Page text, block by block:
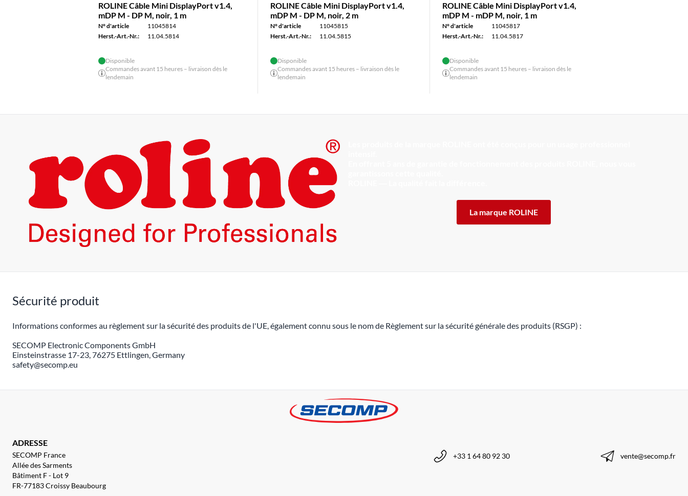
ROLINE Câble Mini DisplayPort v1.4,
mDP M - DP M, noir, 1 m
N° d'article
11045814
Herst.-Art.-Nr.:
11.04.5814
Disponible
Commandes avant 15 heures – livraison dès le
lendemain
ROLINE Câble Mini DisplayPort v1.4,
mDP M - DP M, noir, 2 m
N° d'article
11045815
Herst.-Art.-Nr.:
11.04.5815
Disponible
Commandes avant 15 heures – livraison dès le
lendemain
ROLINE Câble Mini DisplayPort v1.4,
mDP M - mDP M, noir, 1 m
N° d'article
11045817
Herst.-Art.-Nr.:
11.04.5817
Disponible
Commandes avant 15 heures – livraison dès le
lendemain
La marque ROLINE
Sécurité produit
Informations conformes au règlement sur la sécurité des produits de l'UE, également connu sous le nom de Règlement sur la sécurité générale des produits (RSGP) :
SECOMP Electronic Components GmbH
Einsteinstrasse 17-23, 76275 Ettlingen, Germany
safety@secomp.eu
ADRESSE
SECOMP France
Allée des Sarments
Bâtiment F - Lot 9
FR-77183 Croissy Beaubourg
+33 1 64 80 92 30 vente@secomp.fr